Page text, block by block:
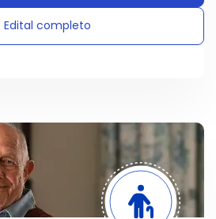
Edital completo